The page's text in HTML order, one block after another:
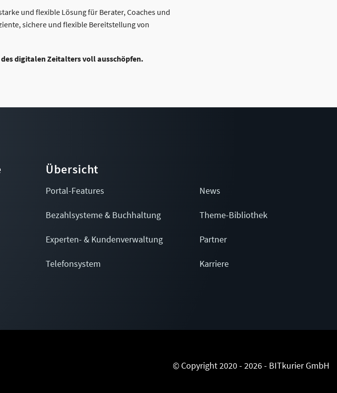
und flexible Lösung für Berater, Coaches und
sichere und flexible Bereitstellung von
digitalen Zeitalters voll ausschöpfen.
Übersicht
Portal-Features
Bezahlsysteme & Buchhaltung
Experten- & Kundenverwaltung
Telefonsystem
News
Theme-Bibliothek
Partner
Karriere
© Copyright 2020 - 2026 - BITkurier GmbH